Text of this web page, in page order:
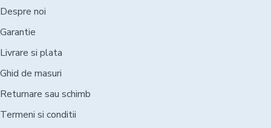
Despre noi
Garantie
Livrare si plata
Ghid de masuri
Returnare sau schimb
Termeni si conditii